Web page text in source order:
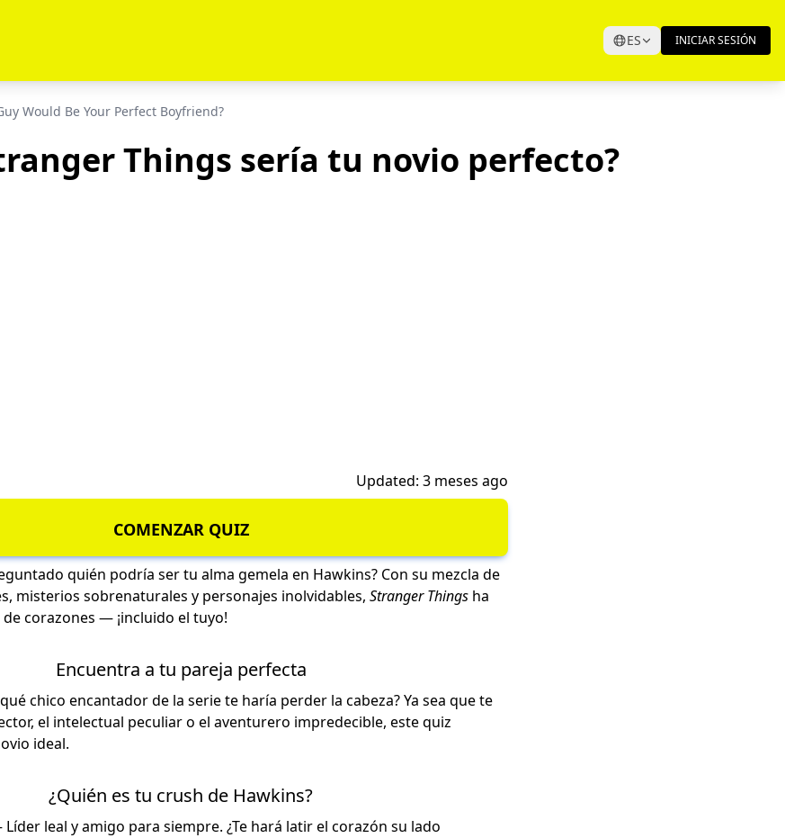
ES INICIAR SESIÓN
Would Be Your Perfect Boyfriend?
Things sería tu novio perfecto?
Updated: 3 meses ago
COMENZAR QUIZ
quién podría ser tu alma gemela en Hawkins? Con su mezcla de
misterios sobrenaturales y personajes inolvidables, Stranger Things ha
corazones — ¡incluido el tuyo!
Encuentra a tu pareja perfecta
chico encantador de la serie te haría perder la cabeza? Ya sea que te
el intelectual peculiar o el aventurero impredecible, este quiz
ideal.
¿Quién es tu crush de Hawkins?
leal y amigo para siempre. ¿Te hará latir el corazón su lado